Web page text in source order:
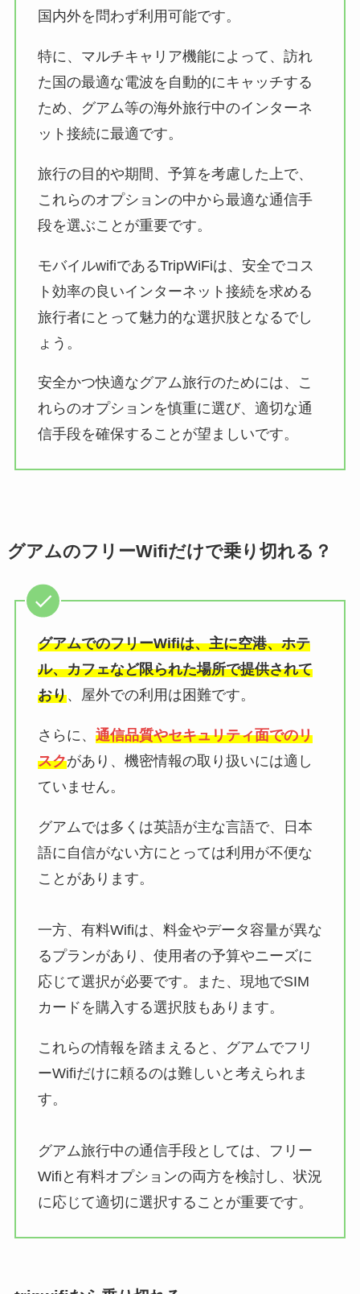
国内外を問わず利用可能です。
特に、マルチキャリア機能によって、訪れ
た国の最適な電波を自動的にキャッチする
ため、グアム等の海外旅行中のインターネ
ット接続に最適です。
旅行の目的や期間、予算を考慮した上で、
これらのオプションの中から最適な通信手
段を選ぶことが重要です。
モバイルwifiであるTripWiFiは、安全でコス
ト効率の良いインターネット接続を求める
旅行者にとって魅力的な選択肢となるでし
ょう。
安全かつ快適なグアム旅行のためには、こ
れらのオプションを慎重に選び、適切な通
信手段を確保することが望ましいです。
グアムのフリーWifiだけで乗り切れる？
グアムでのフリーWifiは、主に空港、ホテ
ル、カフェなど限られた場所で提供されて
おり、屋外での利用は困難です。
さらに、 通信品質やセキュリティ面でのリ
スクがあり、機密情報の取り扱いには適し
ていません。
グアムでは多くは英語が主な言語で、日本
語に自信がない方にとっては利用が不便な
ことがあります。
一方、有料Wifiは、料金やデータ容量が異な
るプランがあり、使用者の予算やニーズに
応じて選択が必要です。また、現地でSIM
カードを購入する選択肢もあります。
これらの情報を踏まえると、グアムでフリ
ーWifiだけに頼るのは難しいと考えられま
す。
グアム旅行中の通信手段としては、フリー
Wifiと有料オプションの両方を検討し、状況
に応じて適切に選択することが重要です。